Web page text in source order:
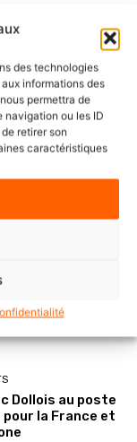
des technologies
informations des
permettra de
navigation ou les ID
retirer son
caractéristiques
les fondations
ou le Shadow
de l’ombre
Dollois au poste
la France et